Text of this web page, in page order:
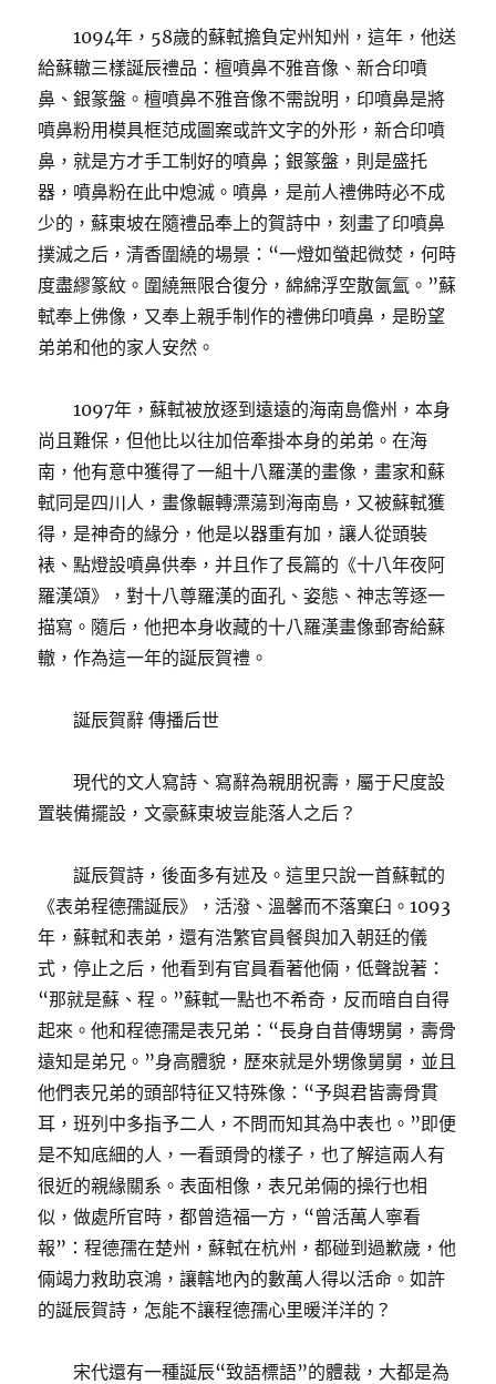
1094年，58歲的蘇軾擔負定州知州，這年，他送
給蘇轍三樣誕辰禮品：檀噴鼻不雅音像、新合印噴
鼻、銀篆盤。檀噴鼻不雅音像不需說明，印噴鼻是將
噴鼻粉用模具框范成圖案或許文字的外形，新合印噴
鼻，就是方才手工制好的噴鼻；銀篆盤，則是盛托
器，噴鼻粉在此中熄滅。噴鼻，是前人禮佛時必不成
少的，蘇東坡在隨禮品奉上的賀詩中，刻畫了印噴鼻
撲滅之后，清香圍繞的場景：“一燈如螢起微焚，何時
度盡繆篆紋。圍繞無限合復分，綿綿浮空散氤氳。”蘇
軾奉上佛像，又奉上親手制作的禮佛印噴鼻，是盼望
弟弟和他的家人安然。
1097年，蘇軾被放逐到遠遠的海南島儋州，本身
尚且難保，但他比以往加倍牽掛本身的弟弟。在海
南，他有意中獲得了一組十八羅漢的畫像，畫家和蘇
軾同是四川人，畫像輾轉漂蕩到海南島，又被蘇軾獲
得，是神奇的緣分，他是以器重有加，讓人從頭裝
裱、點燈設噴鼻供奉，并且作了長篇的《十八年夜阿
羅漢頌》，對十八尊羅漢的面孔、姿態、神志等逐一
描寫。隨后，他把本身收藏的十八羅漢畫像郵寄給蘇
轍，作為這一年的誕辰賀禮。
誕辰賀辭 傳播后世
現代的文人寫詩、寫辭為親朋祝壽，屬于尺度設
置裝備擺設，文豪蘇東坡豈能落人之后？
誕辰賀詩，後面多有述及。這里只說一首蘇軾的
《表弟程德孺誕辰》，活潑、溫馨而不落窠臼。1093
年，蘇軾和表弟，還有浩繁官員餐與加入朝廷的儀
式，停止之后，他看到有官員看著他倆，低聲說著：
“那就是蘇、程。”蘇軾一點也不希奇，反而暗自自得
起來。他和程德孺是表兄弟：“長身自昔傳甥舅，壽骨
遠知是弟兄。”身高體貌，歷來就是外甥像舅舅，並且
他們表兄弟的頭部特征又特殊像：“予與君皆壽骨貫
耳，班列中多指予二人，不問而知其為中表也。”即便
是不知底細的人，一看頭骨的樣子，也了解這兩人有
很近的親緣關系。表面相像，表兄弟倆的操行也相
似，做處所官時，都曾造福一方，“曾活萬人寧看
報”：程德孺在楚州，蘇軾在杭州，都碰到過歉歲，他
倆竭力救助哀鴻，讓轄地內的數萬人得以活命。如許
的誕辰賀詩，怎能不讓程德孺心里暖洋洋的？
宋代還有一種誕辰“致語標語”的體裁，大都是為